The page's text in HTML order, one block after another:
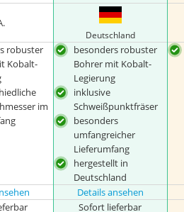
Deutschland
robuster
Kobalt-
im
besonders robuster
Bohrer mit Kobalt-
Legierung
inklusive
Schweißpunktfräser
besonders
umfangreicher
Lieferumfang
hergestellt in
Deutschland
Details ansehen
Sofort lieferbar